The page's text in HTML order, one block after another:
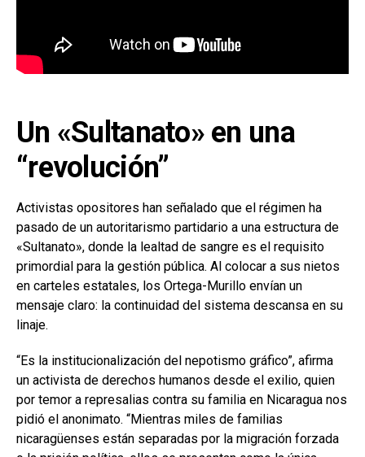
Un «Sultanato» en una
“revolución”
Activistas opositores han señalado que el régimen ha
pasado de un autoritarismo partidario a una estructura de
«Sultanato», donde la lealtad de sangre es el requisito
primordial para la gestión pública. Al colocar a sus nietos
en carteles estatales, los Ortega-Murillo envían un
mensaje claro: la continuidad del sistema descansa en su
linaje.
“Es la institucionalización del nepotismo gráfico”, afirma
un activista de derechos humanos desde el exilio, quien
por temor a represalias contra su familia en Nicaragua nos
pidió el anonimato. “Mientras miles de familias
nicaragüenses están separadas por la migración forzada